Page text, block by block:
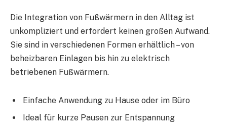
Die Integration von Fußwärmern in den Alltag ist
unkompliziert und erfordert keinen großen Aufwand.
Sie sind in verschiedenen Formen erhältlich – von
beheizbaren Einlagen bis hin zu elektrisch
betriebenen Fußwärmern.
Einfache Anwendung zu Hause oder im Büro
Ideal für kurze Pausen zur Entspannung